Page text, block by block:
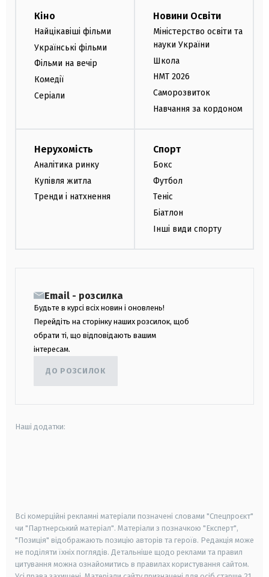
Кіно
Найцікавіші фільми
Українські фільми
Фільми на вечір
Комедії
Серіали
Новини Освіти
Міністерство освіти та
науки України
Школа
НМТ 2026
Саморозвиток
Навчання за кордоном
Нерухомість
Аналітика ринку
Купівля житла
Тренди і натхнення
Спорт
Бокс
Футбол
Теніс
Біатлон
Інші види спорту
Email - розсилка
Будьте в курсі всіх новин і оновлень!
Перейдіть на сторінку наших розсилок, щоб
обрати ті, що відповідають вашим
інтересам.
ДО РОЗСИЛОК
Наші додатки:
Всі комерційні рекламні матеріали позначені словами "Спецпроєкт"
чи "Партнерський матеріал". Матеріали з позначкою "Експерт",
"Позиція" відображають позицію авторів та героїв. Редакція може
не поділяти їхніх поглядів. Детальніше щодо реклами та правил
цитування можна ознайомитись в правилах користування сайтом.